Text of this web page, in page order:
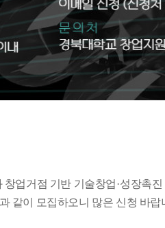
창업거점 기반 기술창업 ·성장촉진
같이 모집하오니 많은 신청 바랍